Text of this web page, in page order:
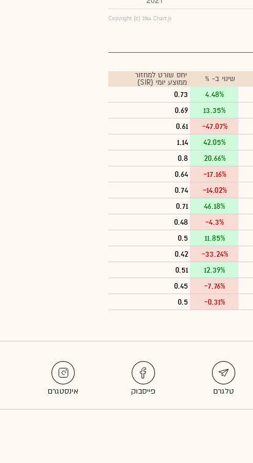
Copyright (c) 2016 Chart.js
שינוי ב- %
יחס שורט למחזור
ממוצע יומי (SIR)
4.48%
0.73
13.35%
0.69
-47.07%
0.61
42.05%
1.14
20.66%
0.8
-17.16%
0.64
-14.02%
0.74
46.18%
0.71
-4.3%
0.48
11.85%
0.5
-33.24%
0.42
12.39%
0.51
-7.76%
0.45
-0.31%
0.5